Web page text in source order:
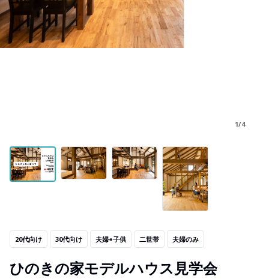
1/4
20代向け 30代向け 夫婦+子供 二世帯 夫婦のみ
ひのきの家モデルハウス見学会